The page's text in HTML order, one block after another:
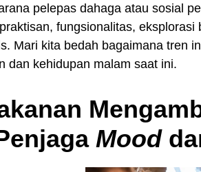
pelepas dahaga atau sosial
fungsionalitas, eksplorasi
Mari kita bedah bagaimana tren
dan kehidupan malam saat ini.
Mood